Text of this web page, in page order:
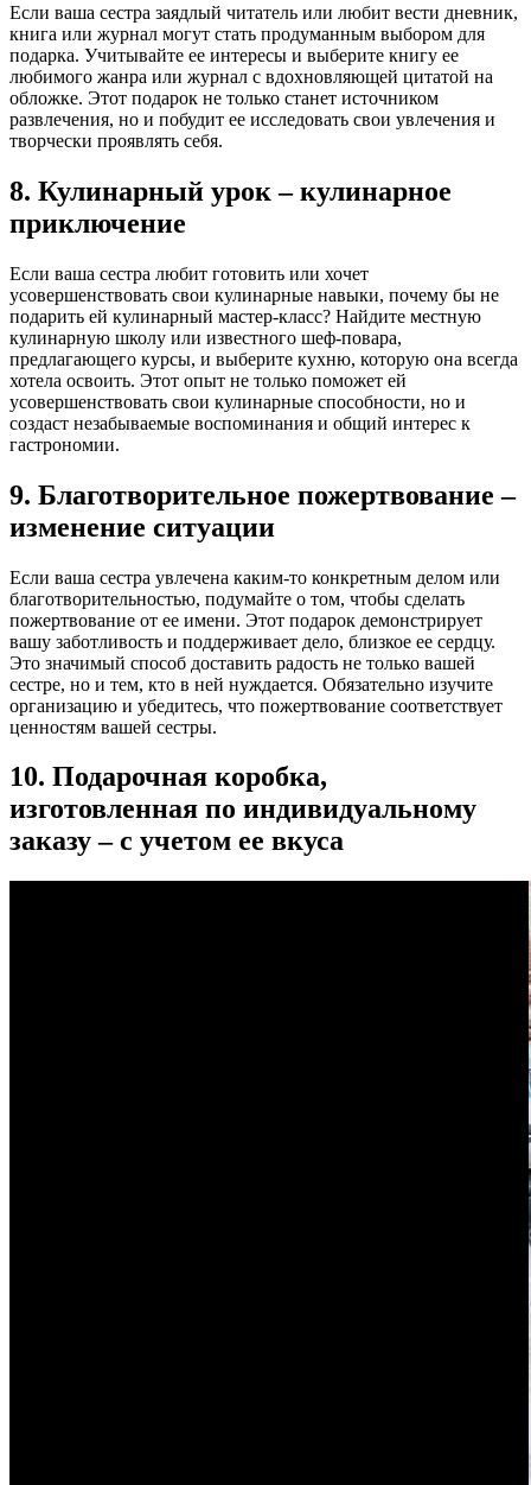
Если ваша сестра заядлый читатель или любит вести дневник,
книга или журнал могут стать продуманным выбором для
подарка. Учитывайте ее интересы и выберите книгу ее
любимого жанра или журнал с вдохновляющей цитатой на
обложке. Этот подарок не только станет источником
развлечения, но и побудит ее исследовать свои увлечения и
творчески проявлять себя.
8. Кулинарный урок – кулинарное
приключение
Если ваша сестра любит готовить или хочет
усовершенствовать свои кулинарные навыки, почему бы не
подарить ей кулинарный мастер-класс? Найдите местную
кулинарную школу или известного шеф-повара,
предлагающего курсы, и выберите кухню, которую она всегда
хотела освоить. Этот опыт не только поможет ей
усовершенствовать свои кулинарные способности, но и
создаст незабываемые воспоминания и общий интерес к
гастрономии.
9. Благотворительное пожертвование –
изменение ситуации
Если ваша сестра увлечена каким-то конкретным делом или
благотворительностью, подумайте о том, чтобы сделать
пожертвование от ее имени. Этот подарок демонстрирует
вашу заботливость и поддерживает дело, близкое ее сердцу.
Это значимый способ доставить радость не только вашей
сестре, но и тем, кто в ней нуждается. Обязательно изучите
организацию и убедитесь, что пожертвование соответствует
ценностям вашей сестры.
10. Подарочная коробка,
изготовленная по индивидуальному
заказу – с учетом ее вкуса